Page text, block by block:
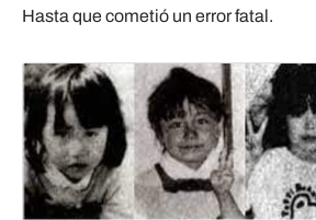
Hasta que cometió un error fatal.